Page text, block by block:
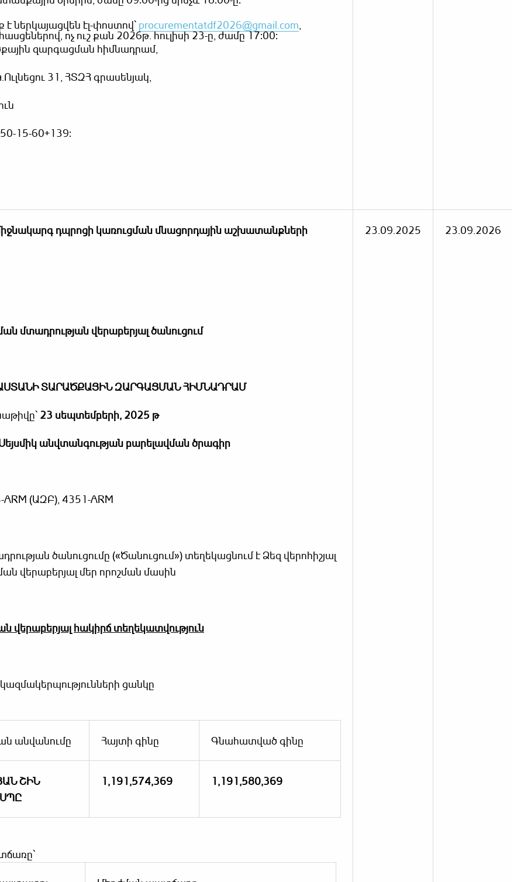
էլ-փոստով՝ procurementatdf2026@gmail.com
ոչ ուշ քան 2026թ. հուլիսի 23-ը, ժամը 17:00:
զարգացման հիմնադրամ,
31, ՀՏԶՀ գրասենյակ,
15-60+139:
դպրոցի կառուցման մնացորդային աշխատանքների
մտադրության վերաբերյալ ծանուցում
ՏԱՐԱԾՔԱՅԻՆ ԶԱՐԳԱՑՄԱՆ ՀԻՄՆԱԴՐԱՄ
23 սեպտեմբերի, 2025 թ
անվտանգության բարելավման ծրագիր
(ԱԶԲ), 4351-ARM
ծանուցումը («Ծանուցում») տեղեկացնում է Ձեզ վերոհիշյալ
վերաբերյալ մեր որոշման մասին
վերաբերյալ հակիրճ տեղեկատվություն
ցանկը
անվանումը Հայտի գինը Գնահատված գինը
ՇԻՆ
1,191,574,369 1,191,580,369
23.09.2025 23.09.2026